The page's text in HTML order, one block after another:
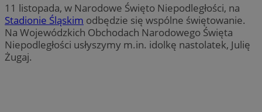
11 listopada, w Narodowe Święto Niepodległości, na
Stadionie Śląskim odbędzie się wspólne świętowanie.
Na Wojewódzkich Obchodach Narodowego Święta
Niepodległości usłyszymy m.in. idolkę nastolatek, Julię
Żugaj.